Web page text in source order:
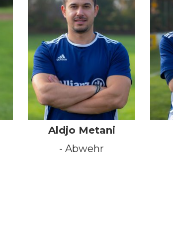
Aldjo Metani
- Abwehr